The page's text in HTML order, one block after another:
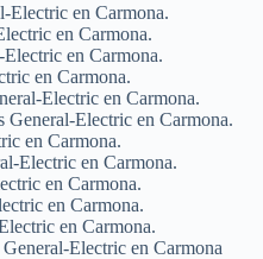
Electric en Carmona.
en Carmona.
en Carmona.
en Carmona.
Electric en Carmona.
General-Electric en Carmona.
en Carmona.
Electric en Carmona.
en Carmona.
en Carmona.
en Carmona.
Electric en Carmona